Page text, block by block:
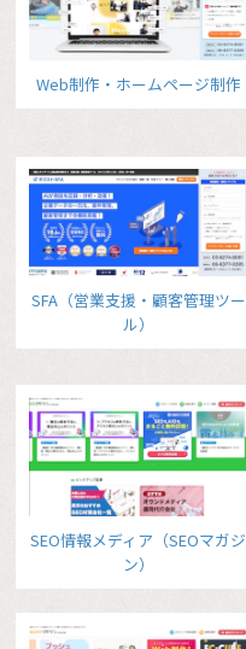
Web制作・ホームページ制作
SFA（営業支援・顧客管理ツー
ル）
SEO情報メディア（SEOマガジ
ン）